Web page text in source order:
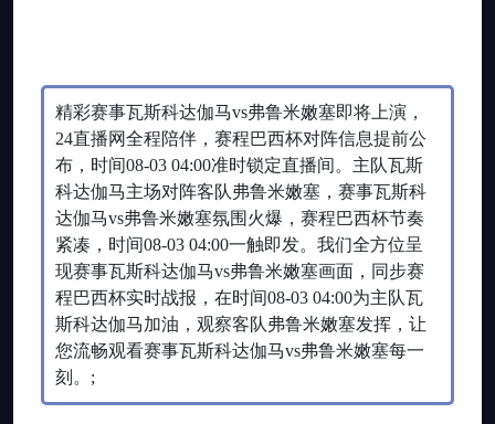
精彩赛事瓦斯科达伽马vs弗鲁米嫩塞即将上演，
24直播网全程陪伴，赛程巴西杯对阵信息提前公
布，时间08-03 04:00准时锁定直播间。主队瓦斯
科达伽马主场对阵客队弗鲁米嫩塞，赛事瓦斯科
达伽马vs弗鲁米嫩塞氛围火爆，赛程巴西杯节奏
紧凑，时间08-03 04:00一触即发。我们全方位呈
现赛事瓦斯科达伽马vs弗鲁米嫩塞画面，同步赛
程巴西杯实时战报，在时间08-03 04:00为主队瓦
斯科达伽马加油，观察客队弗鲁米嫩塞发挥，让
您流畅观看赛事瓦斯科达伽马vs弗鲁米嫩塞每一
刻。;